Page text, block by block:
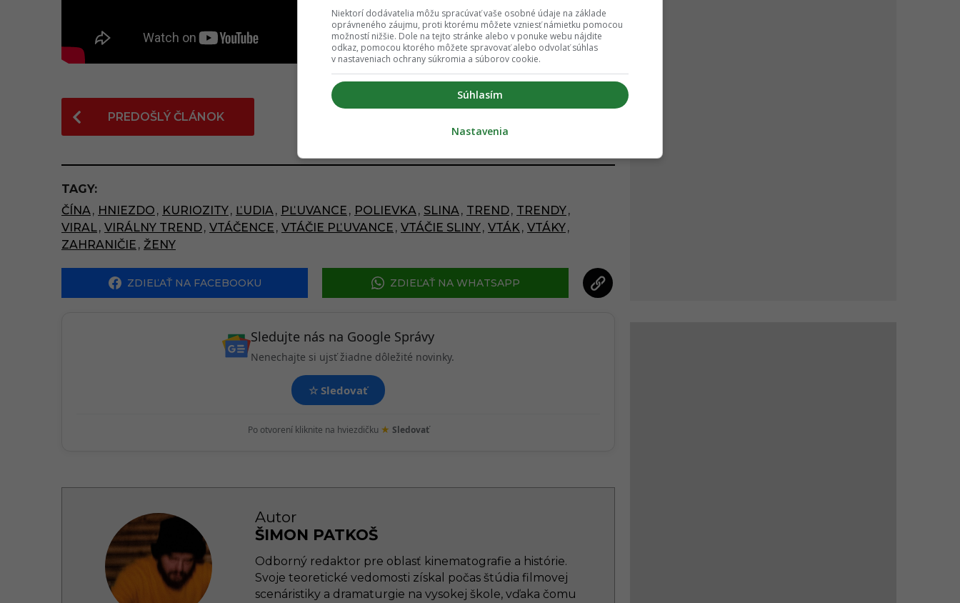
P
o
t
P
a
g
i
n
PREDOŠLÝ ČLÁNOK
TAGY:
ČÍNA, HNIEZDO , KURIOZITY, ĽUDIA, PĽUVANCE , POLIEVKA, SLINA, TREND, TRENDY,
VIRAL, VIRÁLNY TREND, VTÁČENCE , VTÁČIE PĽUVANCE , VTÁČIE SLINY, VTÁK, VTÁKY,
ZAHRANIČIE , ŽENY
ZDIEĽAŤ NA FACEBOOKU ZDIEĽAŤ NA WHATSAPP
Sledujte nás na Google Správy
Nenechajte si ujsť žiadne dôležité novinky.
☆ Sledovať
Po otvorení kliknite na hviezdičku ★ Sledovať
Autor
ŠIMON PATKOŠ
Odborný redaktor pre oblasť kinematografie a histórie.
Svoje teoretické vedomosti získal počas štúdia filmovej
scenáristiky a dramaturgie na vysokej škole, vďaka čomu
Niektorí dodávatelia môžu spracúvať vaše osobné údaje na základe
oprávneného záujmu, proti ktorému môžete vzniesť námietku pomocou
možností nižšie. Dole na tejto stránke alebo v ponuke webu nájdite
odkaz, pomocou ktorého môžete spravovať alebo odvolať súhlas
v nastaveniach ochrany súkromia a súborov cookie.
Súhlasím
Nastavenia